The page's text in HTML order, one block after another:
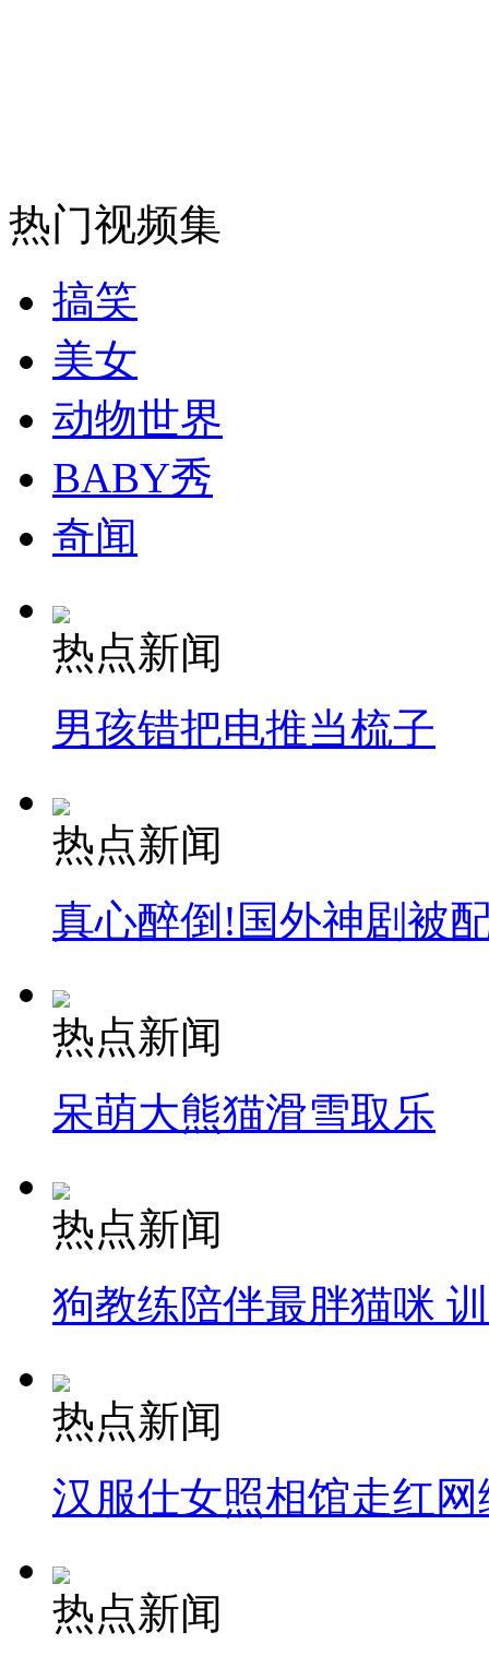
安徽一实载49人客车翻车
走！跟着总书记去植树
消防员救轻生者 花炮节热闹非凡
纽约上演“枕头大战”
司机酒驾遇交警 急速倒车逃窜
热门视频集
搞笑
美女
动物世界
BABY秀
奇闻
热点新闻
男孩错把电推当梳子
热点新闻
真心醉倒!国外神剧被
热点新闻
呆萌大熊猫滑雪取乐
热点新闻
狗教练陪伴最胖猫咪
热点新闻
汉服仕女照相馆走红网
热点新闻